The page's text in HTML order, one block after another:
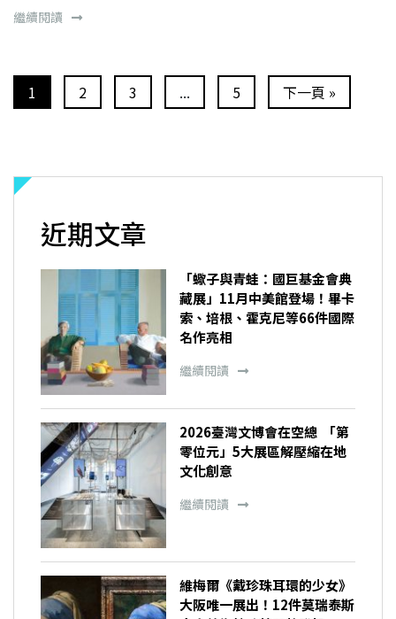
繼續閱讀
1 2 3 ... 5 下一頁 »
近期文章
「蠍子與青蛙：國巨基金會典
藏展」11月中美館登場！畢卡
索、培根、霍克尼等66件國際
名作亮相
繼續閱讀
2026臺灣文博會在空總 「第
零位元」5大展區解壓縮在地
文化創意
繼續閱讀
維梅爾《戴珍珠耳環的少女》
大阪唯一展出！12件莫瑞泰斯